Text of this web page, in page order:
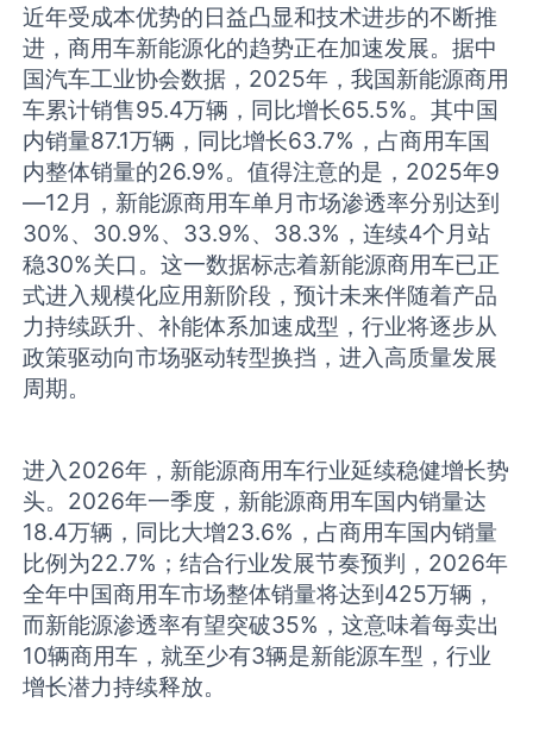
近年受成本优势的日益凸显和技术进步的不断推
进，商用车新能源化的趋势正在加速发展。据中
国汽车工业协会数据，2025年，我国新能源商用
车累计销售95.4万辆，同比增长65.5%。其中国
内销量87.1万辆，同比增长63.7%，占商用车国
内整体销量的26.9%。值得注意的是，2025年9
—12月，新能源商用车单月市场渗透率分别达到
30%、30.9%、33.9%、38.3%，连续4个月站
稳30%关口。这一数据标志着新能源商用车已正
式进入规模化应用新阶段，预计未来伴随着产品
力持续跃升、补能体系加速成型，行业将逐步从
政策驱动向市场驱动转型换挡，进入高质量发展
周期。
进入2026年，新能源商用车行业延续稳健增长势
头。2026年一季度，新能源商用车国内销量达
18.4万辆，同比大增23.6%，占商用车国内销量
比例为22.7%；结合行业发展节奏预判，2026年
全年中国商用车市场整体销量将达到425万辆，
而新能源渗透率有望突破35%，这意味着每卖出
10辆商用车，就至少有3辆是新能源车型，行业
增长潜力持续释放。